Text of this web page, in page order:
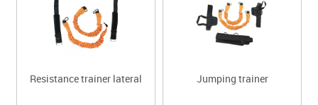
Resistance trainer lateral Jumping trainer